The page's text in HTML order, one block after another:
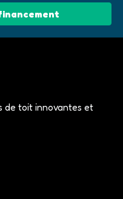
de toit innovantes et